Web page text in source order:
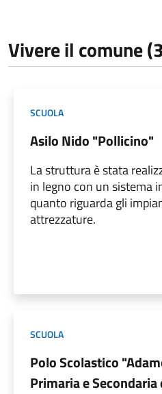
Vivere il comune
SCUOLA
Asilo Nido "Pollicino"
La struttura è stata
in legno con un sistema
quanto riguarda gli
attrezzature.
SCUOLA
Polo Scolastico
Primaria e